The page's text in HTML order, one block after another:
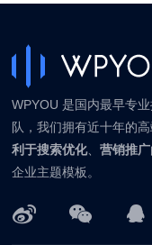
WPYOU 是国内最早专
队，我们拥有近十年的
利于搜索优化、营销推广
企业主题模板。